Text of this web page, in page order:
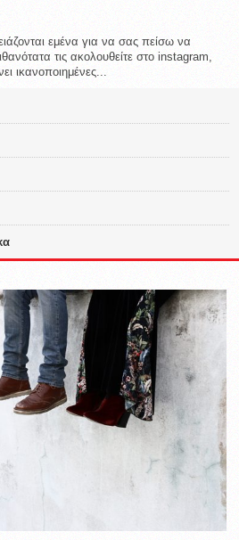
εμένα για να σας πείσω να
τις ακολουθείτε στο instagram,
ικανοποιημένες...